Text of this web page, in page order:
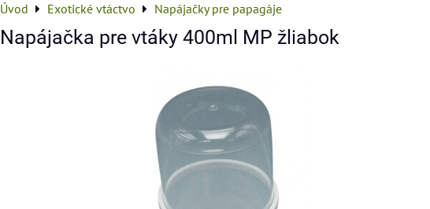
Úvod Exotické vtáctvo Napájačky pre papagáje
Napájačka pre vtáky 400ml MP žliabok